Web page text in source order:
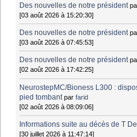
Des nouvelles de notre président
[03 août 2026 à 15:20:30]
Des nouvelles de notre président
[03 août 2026 à 07:45:53]
Des nouvelles de notre président
[02 août 2026 à 17:42:25]
NeurostepMC/Bioness L300 :
pied tombant parfarid
[02 août 2026 à 08:09:06]
Informations suite au décès de T
[30 juillet 2026 à 11:47:14]